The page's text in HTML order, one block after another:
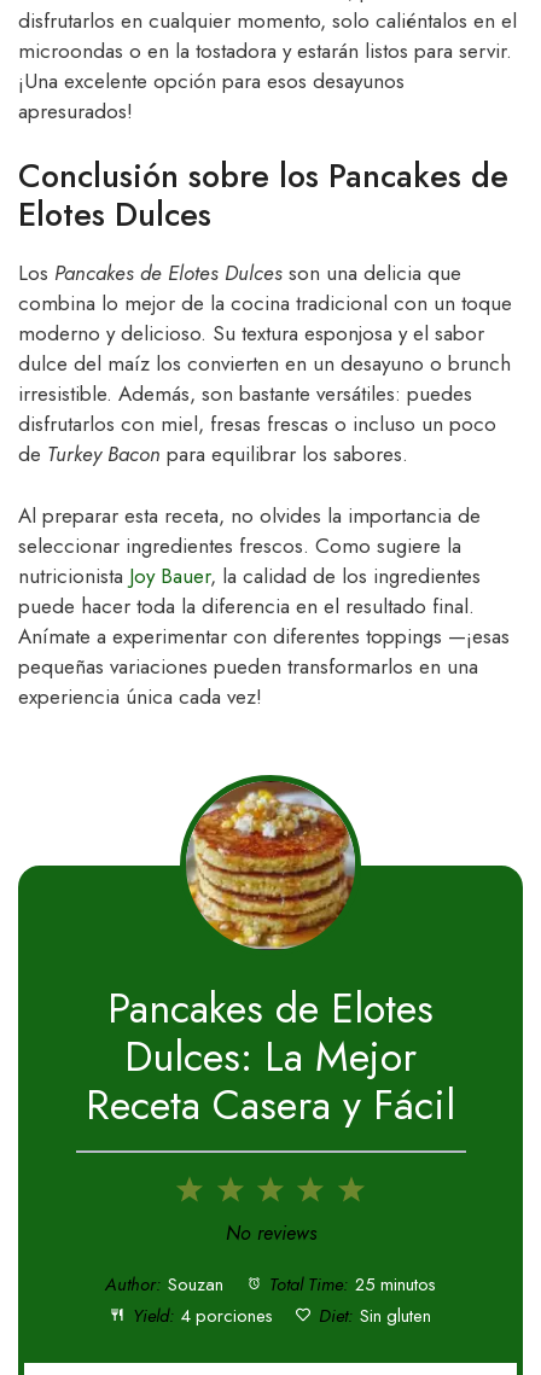
disfrutarlos en cualquier momento, solo caliéntalos en el
microondas o en la tostadora y estarán listos para servir.
¡Una excelente opción para esos desayunos
apresurados!
Conclusión sobre los Pancakes de
Elotes Dulces
Los Pancakes de Elotes Dulces son una delicia que
combina lo mejor de la cocina tradicional con un toque
moderno y delicioso. Su textura esponjosa y el sabor
dulce del maíz los convierten en un desayuno o brunch
irresistible. Además, son bastante versátiles: puedes
disfrutarlos con miel, fresas frescas o incluso un poco
de Turkey Bacon para equilibrar los sabores.
Al preparar esta receta, no olvides la importancia de
seleccionar ingredientes frescos. Como sugiere la
nutricionista Joy Bauer, la calidad de los ingredientes
puede hacer toda la diferencia en el resultado final.
Anímate a experimentar con diferentes toppings —¡esas
pequeñas variaciones pueden transformarlos en una
experiencia única cada vez!
Pancakes de Elotes
Dulces: La Mejor
Receta Casera y Fácil
5
4
3
Stars
2
Stars
1
Star
No reviews
Author: Souzan Total Time: 25 minutos
Yield: 4 porciones Diet: Sin gluten